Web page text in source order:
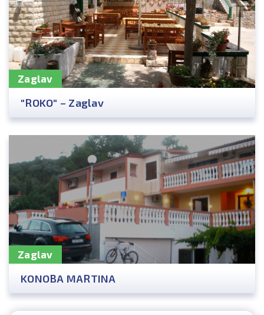
Zaglav
"ROKO" – Zaglav
Zaglav
KONOBA MARTINA